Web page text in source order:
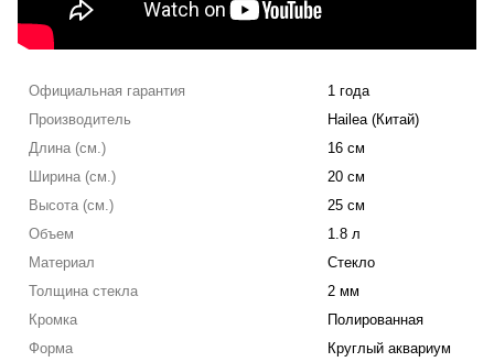
Официальная гарантия
1 года
Производитель
Hailea (Китай)
Длина (см.)
16 см
Ширина (см.)
20 см
Высота (см.)
25 см
Объем
1.8 л
Материал
Стекло
Толщина стекла
2 мм
Кромка
Полированная
Форма
Круглый аквариум